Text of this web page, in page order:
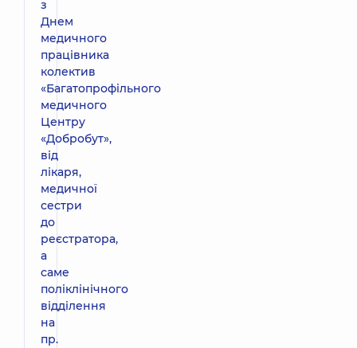
з
Днем
медичного
працівника
колектив
«Багатопрофільного
медичного
Центру
«Добробут»,
від
лікаря,
медичної
сестри
до
реєстратора,
а
саме
поліклінічного
відділення
на
пр.